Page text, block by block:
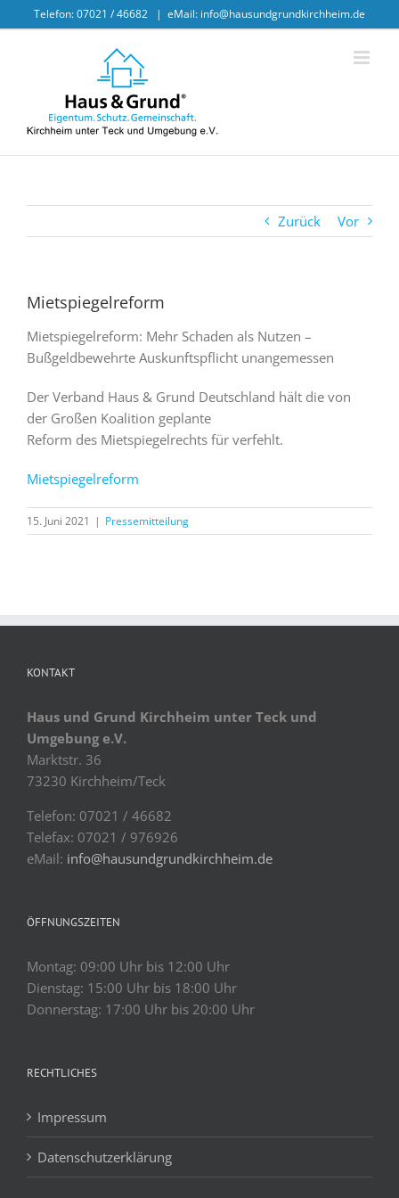
to
Telefon: 07021 / 46682 | eMail: info@hausundgrundkirchheim.de
Zurück Vor
Mietspiegelreform
Mietspiegelreform: Mehr Schaden als Nutzen –
Bußgeldbewehrte Auskunftspflicht unangemessen
Der Verband Haus & Grund Deutschland hält die von
der Großen Koalition geplante
Reform des Mietspiegelrechts für verfehlt.
Mietspiegelreform
15. Juni 2021 | Pressemitteilung
KONTAKT
Haus und Grund Kirchheim unter Teck und
Umgebung e.V.
Marktstr. 36
73230 Kirchheim/Teck
Telefon: 07021 / 46682
Telefax: 07021 / 976926
eMail: info@hausundgrundkirchheim.de
ÖFFNUNGSZEITEN
Montag: 09:00 Uhr bis 12:00 Uhr
Dienstag: 15:00 Uhr bis 18:00 Uhr
Donnerstag: 17:00 Uhr bis 20:00 Uhr
RECHTLICHES
Impressum
Datenschutzerklärung